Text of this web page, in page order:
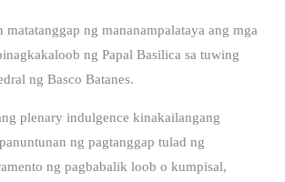
matatanggap ng mananampalataya ang mga
ng Papal Basilica sa tuwing
ng Basco Batanes.
plenary indulgence kinakailangang
ng pagtanggap tulad ng
ng pagbabalik loob o kumpisal,